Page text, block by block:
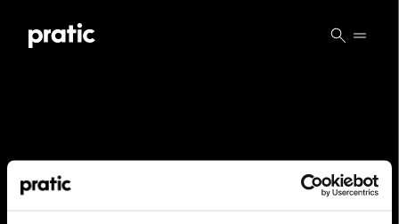
Quel est le profil qui vous correspond le mieux